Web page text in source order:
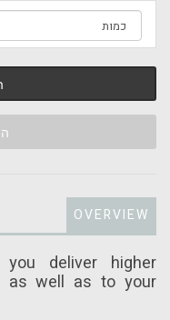
OVERVIEW
you deliver higher
as well as to your